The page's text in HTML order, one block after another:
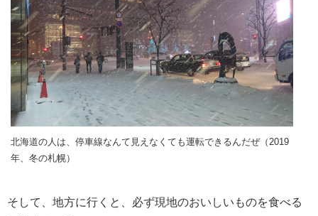
北海道の人は、停車線なんて見えなくても運転できるんだぜ（2019
年、冬の札幌）
そして、地方に行くと、必ず現地のおいしいものを食べる